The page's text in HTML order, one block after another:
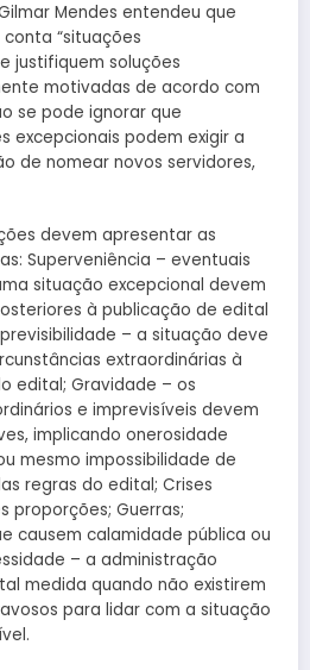
Mendes entendeu que
“situações
justifiquem soluções
motivadas de acordo com
se pode ignorar que
excepcionais podem exigir a
de nomear novos servidores,
devem apresentar as
Superveniência – eventuais
situação excepcional devem
à publicação de edital
– a situação deve
extraordinárias à
edital; Gravidade – os
e imprevisíveis devem
implicando onerosidade
mesmo impossibilidade de
regras do edital; Crises
proporções; Guerras;
causem calamidade pública ou
– a administração
medida quando não existirem
para lidar com a situação